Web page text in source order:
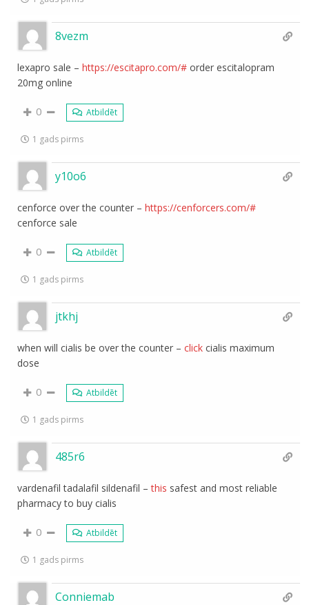
8vezm
lexapro sale –https://escitapro.com/# order escitalopram
20mg online
0 Atbildēt
1 gads pirms
y10o6
cenforce over the counter –https://cenforcers.com/#
cenforce sale
0 Atbildēt
1 gads pirms
jtkhj
when will cialis be over the counter –click cialis maximum
dose
0 Atbildēt
1 gads pirms
485r6
vardenafil tadalafil sildenafil –this safest and most reliable
pharmacy to buy cialis
0 Atbildēt
1 gads pirms
Conniemab